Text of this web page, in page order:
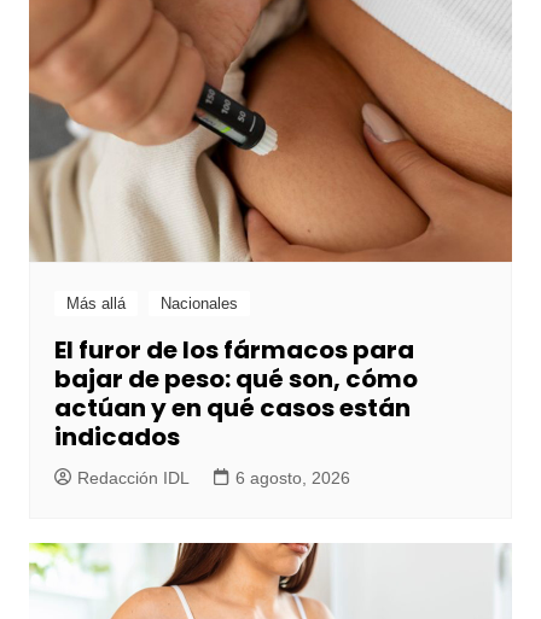
Más allá Nacionales
El furor de los fármacos para
bajar de peso: qué son, cómo
actúan y en qué casos están
indicados
Redacción IDL 6 agosto, 2026